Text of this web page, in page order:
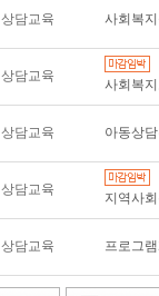
상담교육 사회복
상담교육
사회복
상담교육 아동상
상담교육
지역사
상담교육 프로그